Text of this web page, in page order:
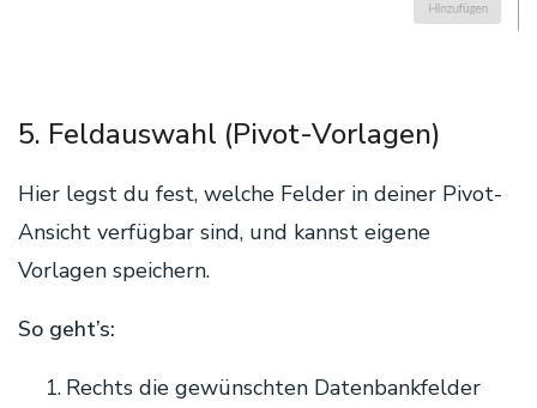
5. Feldauswahl (Pivot-Vorlagen)
Hier legst du fest, welche Felder in deiner Pivot-
Ansicht verfügbar sind, und kannst eigene
Vorlagen speichern.
So geht’s:
Rechts die gewünschten Datenbankfelder